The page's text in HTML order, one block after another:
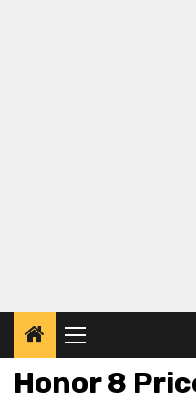
Primary
Menu
Honor 8